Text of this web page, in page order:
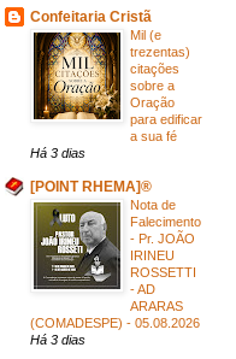
Confeitaria Cristã
Mil (e
trezentas)
citações
sobre a
Oração
para edificar
a sua fé
Há 3 dias
[POINT RHEMA]®
Nota de
Falecimento
- Pr. JOÃO
IRINEU
ROSSETTI
- AD
ARARAS
(COMADESPE) - 05.08.2026
Há 3 dias